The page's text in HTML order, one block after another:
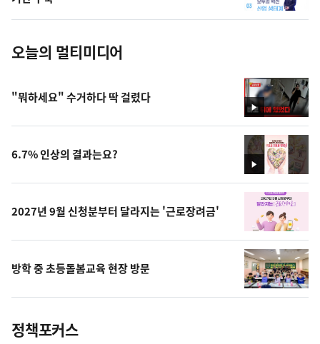
진
오늘의 멀티미디어
영
상
"뭐하세요" 수거하다 딱 걸렸다
영
상
6.7% 인상의 결과는요?
2027년 9월 신청분부터 달라지는 '근로장려금'
방학 중 초등돌봄교육 현장 방문
정책포커스